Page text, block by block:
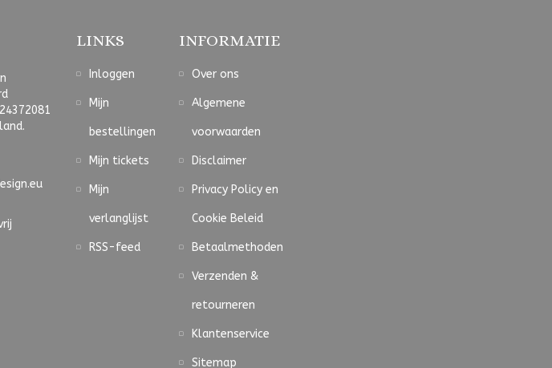
LINKS
Inloggen
Mijn
bestellingen
Mijn tickets
Mijn
verlanglijst
RSS-feed
INFORMATIE
Over ons
Algemene
voorwaarden
Disclaimer
Privacy Policy en
Cookie Beleid
Betaalmethoden
Verzenden &
retourneren
Klantenservice
Sitemap